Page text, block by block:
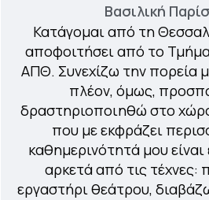
Βασιλική
Κατάγομαι από τη
αποφοιτήσει από το
ΑΠΘ. Συνεχίζω την πορεία
πλέον, όμως,
δραστηριοποιηθώ στο
που με εκφράζει
καθημερινότητά μου
αρκετά από τις τέχνες:
εργαστήρι θεάτρου,